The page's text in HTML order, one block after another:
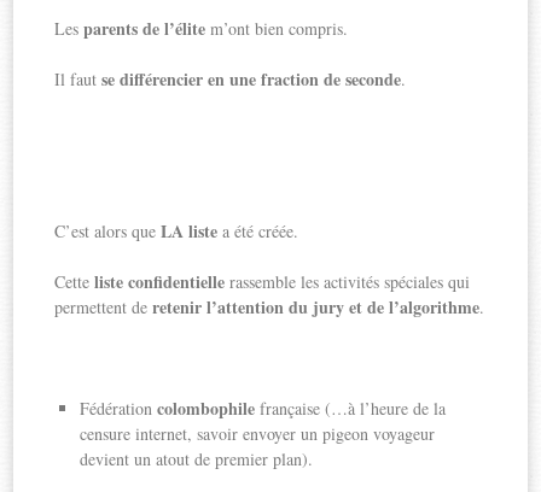
Lesparents de l’élite m’ont bien compris.
Il fautse différencier en une fraction de seconde.
C’est alors queLA liste a été créée.
Cetteliste confidentielle rassemble les activités spéciales qui
permettent deretenir l’attention du jury et de l’algorithme.
Fédérationcolombophile française (…à l’heure de la
censure internet, savoir envoyer un pigeon voyageur
devient un atout de premier plan).